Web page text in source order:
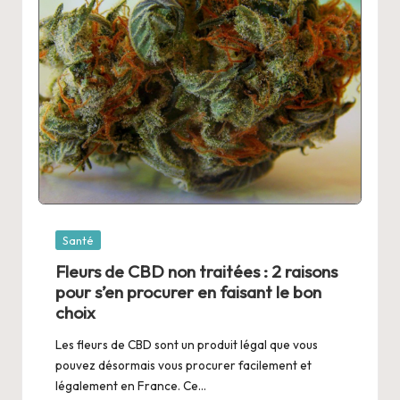
Posted
Santé
Fleurs de CBD non traitées : 2 raisons
pour s’en procurer en faisant le bon
choix
Les fleurs de CBD sont un produit légal que vous
pouvez désormais vous procurer facilement et
légalement en France. Ce…